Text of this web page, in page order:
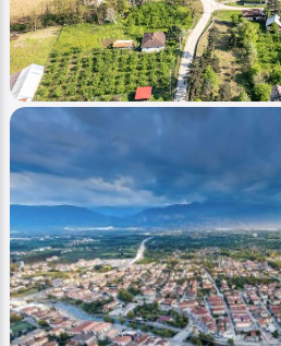
Image Köyler - Villages
Sarıdere Köyü (2024 Bahar)
Ahmet Bozdemir